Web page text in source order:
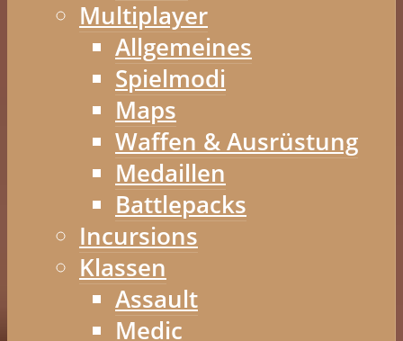
Multiplayer
Allgemeines
Spielmodi
Maps
Waffen & Ausrüstung
Medaillen
Battlepacks
Incursions
Klassen
Assault
Medic